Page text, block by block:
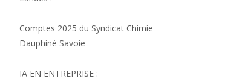
Comptes 2025 du Syndicat Chimie
Dauphiné Savoie
IA EN ENTREPRISE :